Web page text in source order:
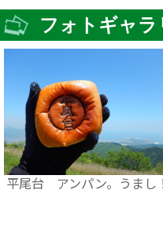
フォトギャラ
平尾台 アンパン。うまし